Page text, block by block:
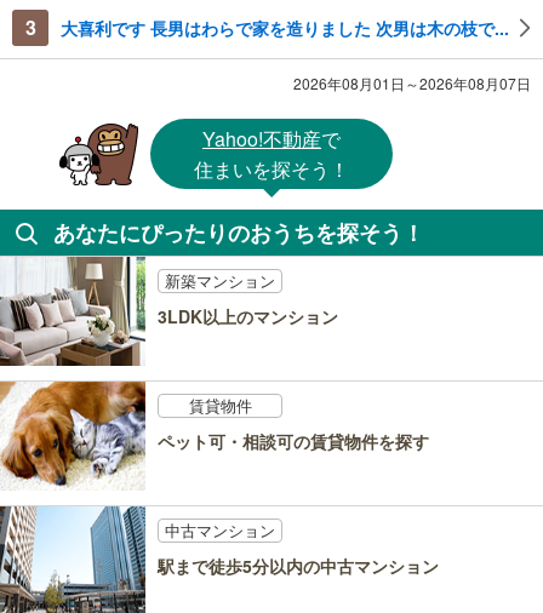
3 大喜利です 長男はわらで家を造りました 次男は木の枝で...
2026年08月01日～2026年08月07日
Yahoo!不動産で
住まいを探そう！
あなたにぴったりのおうちを探そう！
新築マンション
3LDK以上のマンション
賃貸物件
ペット可・相談可の賃貸物件を探す
中古マンション
駅まで徒歩5分以内の中古マンション